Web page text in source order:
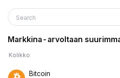
Search
Markkina-arvoltaan
Kolikko
Bitcoin